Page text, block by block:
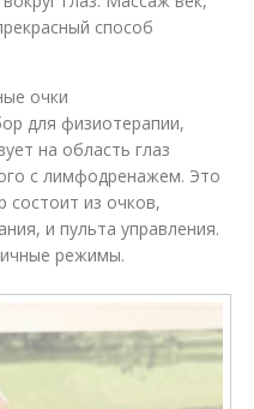
способ
очки
для физиотерапии,
на область глаз
с лимфодренажем. Это
состоит из очков,
и пульта управления.
режимы.